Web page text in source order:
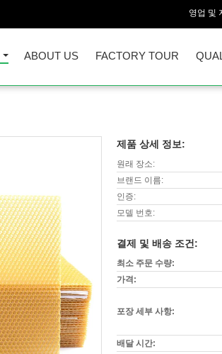
영업 및
ABOUT US FACTORY TOUR
제품 상세 정보:
원래 장소:
브랜드 이름:
인증:
모델 번호:
결제 및 배송 조건:
최소 주문 수량:
가격:
포장 세부 사항:
배달 시간: